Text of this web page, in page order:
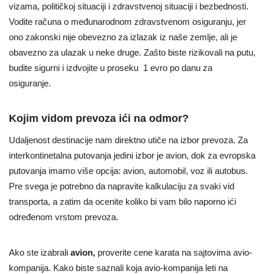
vizama, političkoj situaciji i zdravstvenoj situaciji i bezbednosti.
Vodite računa o međunarodnom zdravstvenom osiguranju, jer
ono zakonski nije obevezno za izlazak iz naše zemlje, ali je
obavezno za ulazak u neke druge. Zašto biste rizikovali na putu,
budite sigurni i izdvojite u proseku 1 evro po danu za
osiguranje.
Kojim vidom prevoza ići na odmor?
Udaljenost destinacije nam direktno utiče na izbor prevoza. Za
interkontinetalna putovanja jedini izbor je avion, dok za evropska
putovanja imamo više opcija: avion, automobil, voz ili autobus.
Pre svega je potrebno da napravite kalkulaciju za svaki vid
transporta, a zatim da ocenite koliko bi vam bilo naporno ići
određenom vrstom prevoza.
Ako ste izabrali avion, proverite cene karata na sajtovima avio-
kompanija. Kako biste saznali koja avio-kompanija leti na